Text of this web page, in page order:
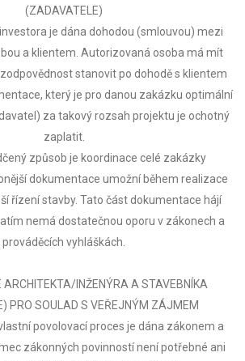
(ZADAVATELE)
je dána dohodou (smlouvou) mezi
a klientem. Autorizovaná osoba má mít
stanovit po dohodě s klientem
který je pro danou zakázku optimální
za takový rozsah projektu je ochotný
zaplatit.
způsob je koordinace celé zakázky
dokumentace umožní během realizace
řízení stavby. Tato část dokumentace hájí
nemá dostatečnou oporu v zákonech a
prováděcích vyhláškách.
ARCHITEKTA/INŽENÝRA A STAVEBNÍKA
PRO SOULAD S VEŘEJNÝM ZÁJMEM
povolovací proces je dána zákonem a
zákonných povinností není potřebné ani